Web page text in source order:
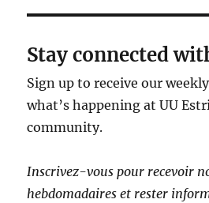
Stay connected
Sign up to receive our
what’s happening at UU
community.
Inscrivez-vous pour recevoir
hebdomadaires et rester